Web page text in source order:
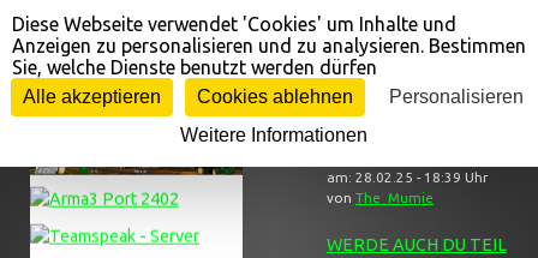
Gameserver ... ... Neuigkeiten
am: 28.02.25 - 18:39 Uhr
von The_Mumie
WERDE AUCH DU TEIL
Cookie-Einstellungen
Diese Webseite verwendet 'Cookies' um Inhalte und
Anzeigen zu personalisieren und zu analysieren. Bestimmen
Sie, welche Dienste benutzt werden dürfen
Alle akzeptieren Cookies ablehnen
Personalisieren
Weitere Informationen